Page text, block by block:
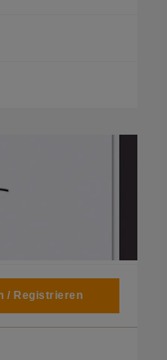
/ Registrieren